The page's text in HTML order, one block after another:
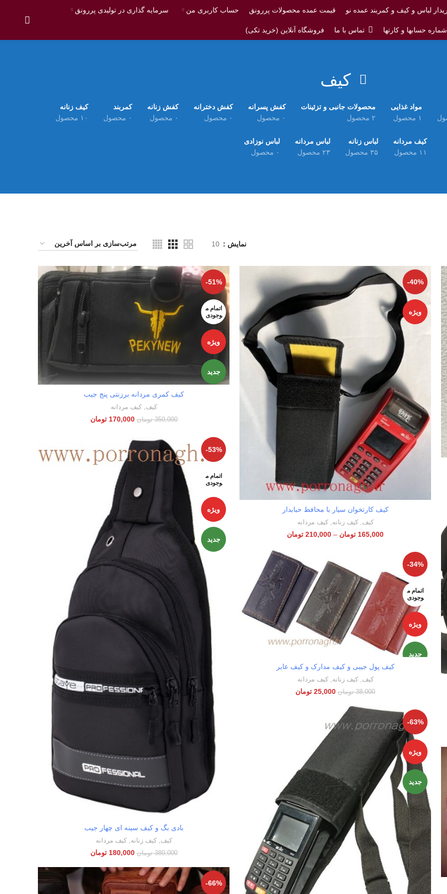
لباس و کیف و کمربند عمده نو قیمت عمده محصولات پررونق حساب کاربری من سرمایه گذاری در تولیدی پررونق
شماره حسابها و کارتها تماس با ما فروشگاه آنلاین (خرید تکی)
کیف
مواد غذایی
۱ محصول
محصولات جانبی و تزئینات
۲ محصول
کفش پسرانه
۰ محصول
کفش دخترانه
۰ محصول
کفش زنانه
۰ محصول
کمربند
۰ محصول
کیف زنانه
۱۰ محصول
کیف مردانه
۱۱ محصول
لباس زنانه
۳۵ محصول
لباس مردانه
۲۳ محصول
لباس نوزادی
۰ محصول
نمایش 10
-40%
ویژه
انتخاب گزینه‌ها
کیف کارتخوان سیار با محافظ حبابدار
کیف ,کیف زنانه ,کیف مردانه
165,000 تومان –
210,000 تومان
-51%
اتمام م
وجودی
ویژه
جدید
اطلاعات بیشتر
کیف کمری مردانه برزنتی پنج جیب
کیف,کیف مردانه
350,000 تومان 170,000 تومان
-53%
اتمام م
وجودی
ویژه
جدید
اطلاعات بیشتر
بادی بگ و کیف سینه ای چهار جیب
کیف,کیف زنانه,کیف مردانه
380,000 تومان 180,000 تومان
-34%
اتمام م
وجودی
ویژه
جدید
اطلاعات بیشتر
کیف پول جیبی و کیف مدارک و کیف عابر
کیف ,کیف زنانه ,کیف مردانه
38,000 تومان 25,000 تومان
-63%
ویژه
جدید
-66%